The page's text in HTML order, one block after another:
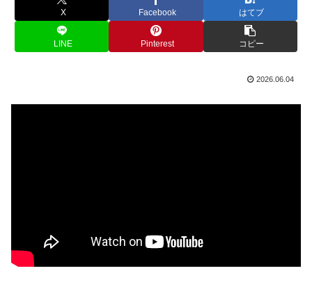
X Facebook はてブ
LINE Pinterest コピー
2026.06.04